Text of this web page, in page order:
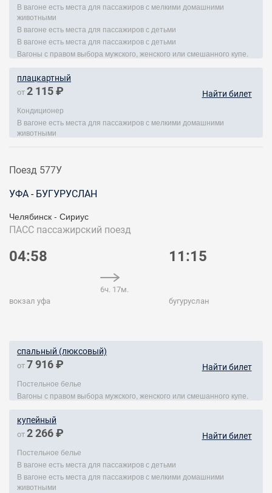
В вагоне есть места для пассажиров с мелкими домашними
животными
В вагоне есть места для пассажиров с детьми
В вагоне есть места для пассажиров с детьми
Вагоны с правом выбора мужского, женского или смешанного купе.
плацкартный
от 2 115 ₽ Найти билет
Кондиционер
В вагоне есть места для пассажиров с мелкими домашними
животными
Поезд 577У
УФА - БУГУРУСЛАН
Челябинск - Сириус
ПАСС пассажирский поезд
04:58
вокзал уфа
6ч. 17м.
11:15
бугуруслан
спальный (люксовый)
от 7 916 ₽ Найти билет
Постельное белье
Вагоны с правом выбора мужского, женского или смешанного купе.
купейный
от 2 266 ₽ Найти билет
Постельное белье
В вагоне есть места для пассажиров с детьми
В вагоне есть места для пассажиров с мелкими домашними
животными